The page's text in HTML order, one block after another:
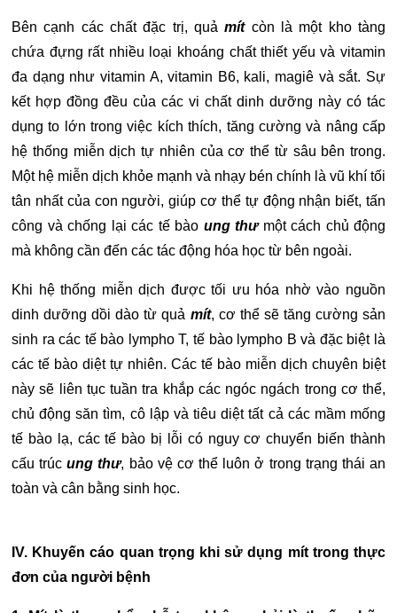
Bên cạnh các chất đặc trị, quảmítcòn là một kho tàng
chứa đựng rất nhiều loại khoáng chất thiết yếu và vitamin
đa dạng như vitamin A, vitamin B6, kali, magiê và sắt. Sự
kết hợp đồng đều của các vi chất dinh dưỡng này có tác
dụng to lớn trong việc kích thích, tăng cường và nâng cấp
hệ thống miễn dịch tự nhiên của cơ thể từ sâu bên trong.
Một hệ miễn dịch khỏe mạnh và nhạy bén chính là vũ khí tối
tân nhất của con người, giúp cơ thể tự động nhận biết, tấn
công và chống lại các tế bào ung thưmột cách chủ động
mà không cần đến các tác động hóa học từ bên ngoài.
Khi hệ thống miễn dịch được tối ưu hóa nhờ vào nguồn
dinh dưỡng dồi dào từ quả mít, cơ thể sẽ tăng cường sản
sinh ra các tế bào lympho T, tế bào lympho B và đặc biệt là
các tế bào diệt tự nhiên. Các tế bào miễn dịch chuyên biệt
này sẽ liên tục tuần tra khắp các ngóc ngách trong cơ thể,
chủ động săn tìm, cô lập và tiêu diệt tất cả các mầm mống
tế bào lạ, các tế bào bị lỗi có nguy cơ chuyển biến thành
cấu trúcung thư, bảo vệ cơ thể luôn ở trong trạng thái an
toàn và cân bằng sinh học.
IV. Khuyến cáo quan trọng khi sử dụng mít trong thực
đơn của người bệnh